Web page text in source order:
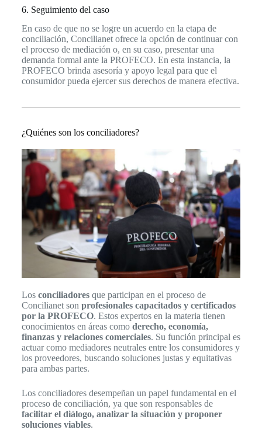
6. Seguimiento del caso
En caso de que no se logre un acuerdo en la etapa de
conciliación, Concilianet ofrece la opción de continuar con
el proceso de mediación o, en su caso, presentar una
demanda formal ante la PROFECO. En esta instancia, la
PROFECO brinda asesoría y apoyo legal para que el
consumidor pueda ejercer sus derechos de manera efectiva.
¿Quiénes son los conciliadores?
Los conciliadoresque participan en el proceso de
Concilianet son profesionales capacitados y certificados
por la PROFECO. Estos expertos en la materia tienen
conocimientos en áreas como derecho, economía,
finanzas y relaciones comerciales. Su función principal es
actuar como mediadores neutrales entre los consumidores y
los proveedores, buscando soluciones justas y equitativas
para ambas partes.
Los conciliadores desempeñan un papel fundamental en el
proceso de conciliación, ya que son responsables de
facilitar el diálogo, analizar la situación y proponer
soluciones viables.